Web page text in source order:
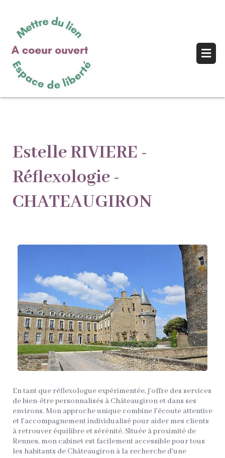
Estelle RIVIERE -
Réflexologie -
CHATEAUGIRON
En tant que réflexologue expérimentée, j'offre des services
de bien-être personnalisés à Châteaugiron et dans ses
environs. Mon approche unique combine l'écoute attentive
et l'accompagnement individualisé pour aider mes clients
à retrouver équilibre et sérénité. Située à proximité de
Rennes, mon cabinet est facilement accessible pour tous
les habitants de Châteaugiron à la recherche d'une